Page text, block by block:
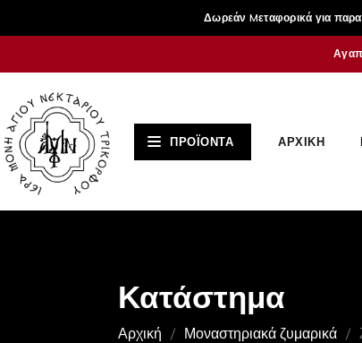
Δωρεάν Mεταφορικά για
ΠΡΟΪΟΝΤΑ ΑΡΧΙΚΗ
Κατάστημα
Αρχική Μοναστηριακά ζυμαρικά